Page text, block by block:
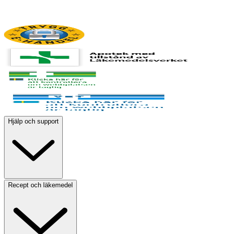
Hjälp och support
Recept och läkemedel